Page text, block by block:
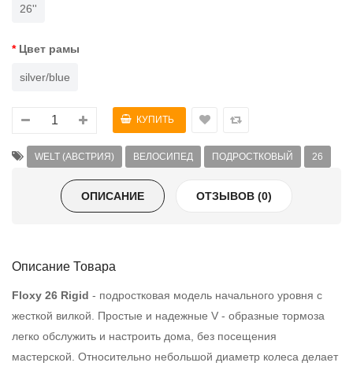
26''
Цвет рамы
silver/blue
WELT (АВСТРИЯ) ВЕЛОСИПЕД ПОДРОСТКОВЫЙ 26
ОПИСАНИЕ ОТЗЫВОВ (0)
Описание Товара
Floxy 26 Rigid - подростковая модель начального уровня с
жесткой вилкой. Простые и надежные V - образные тормоза
легко обслужить и настроить дома, без посещения
мастерской. Относительно небольшой диаметр колеса делает